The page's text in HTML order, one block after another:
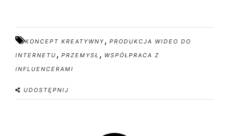
KONCEPT KREATYWNY , PRODUKCJA WIDEO DO
INTERNETU , PRZEMYSŁ , WSPÓŁPRACA Z
INFLUENCERAMI
UDOSTĘPNIJ